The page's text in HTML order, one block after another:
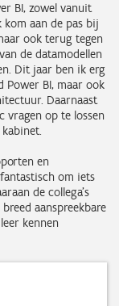
BI, zowel vanuit
kom aan de pas bij
ook terug tegen
de datamodellen
Dit jaar ben ik erg
Power BI, maar ook
Daarnaast
vragen op te lossen
en
om iets
de collega’s
aanspreekbare
kennen